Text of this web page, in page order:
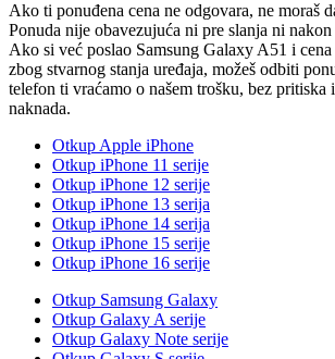
Ako ti ponuđena cena ne odgovara, ne moraš
Ponuda nije obavezujuća ni pre slanja ni
Ako si već poslao Samsung Galaxy A51 i
zbog stvarnog stanja uređaja, možeš odbiti
telefon ti vraćamo o našem trošku, bez pritiska
naknada.
Otkup Apple iPhone
Otkup iPhone 11 serije
Otkup iPhone 12 serije
Otkup iPhone 13 serija
Otkup iPhone 14 serija
Otkup iPhone 15 serije
Otkup iPhone 16 serije
Otkup Samsung Galaxy
Otkup Galaxy A serije
Otkup Galaxy Note serije